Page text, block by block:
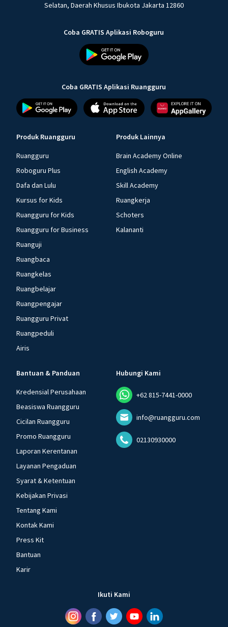
Selatan, Daerah Khusus Ibukota Jakarta 12860
Coba GRATIS Aplikasi Roboguru
Coba GRATIS Aplikasi Ruangguru
Produk Ruangguru
Ruangguru
Roboguru Plus
Dafa dan Lulu
Kursus for Kids
Ruangguru for Kids
Ruangguru for Business
Ruanguji
Ruangbaca
Ruangkelas
Ruangbelajar
Ruangpengajar
Ruangguru Privat
Ruangpeduli
Airis
Produk Lainnya
Brain Academy Online
English Academy
Skill Academy
Ruangkerja
Schoters
Kalananti
Bantuan & Panduan
Kredensial Perusahaan
Beasiswa Ruangguru
Cicilan Ruangguru
Promo Ruangguru
Laporan Kerentanan
Layanan Pengaduan
Syarat & Ketentuan
Kebijakan Privasi
Tentang Kami
Kontak Kami
Press Kit
Bantuan
Karir
Hubungi Kami
+62 815-7441-0000
info@ruangguru.com
02130930000
Ikuti Kami